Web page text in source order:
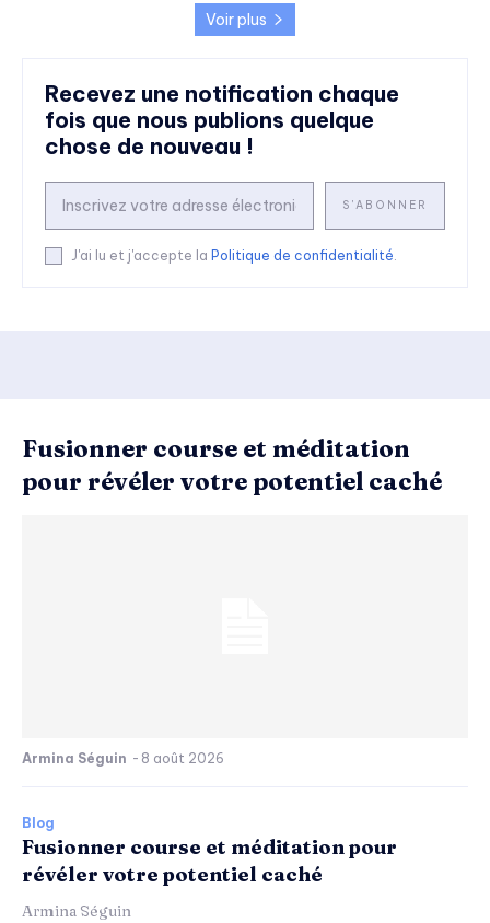
Voir plus
Recevez une notification chaque
fois que nous publions quelque
chose de nouveau !
S'ABONNER
J'ai lu et j'accepte la Politique de confidentialité
Fusionner course et méditation
pour révéler votre potentiel caché
Armina Séguin - 8 août 2026
Blog
Fusionner course et méditation pour
révéler votre potentiel caché
Armina Séguin